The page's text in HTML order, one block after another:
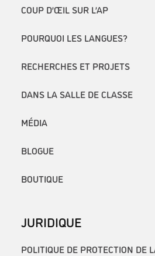
COUP D’ŒIL SUR L’AP
POURQUOI LES LANGUES?
RECHERCHES ET PROJETS
DANS LA SALLE DE CLASSE
MÉDIA
BLOGUE
BOUTIQUE
JURIDIQUE
POLITIQUE DE PROTECTION DE